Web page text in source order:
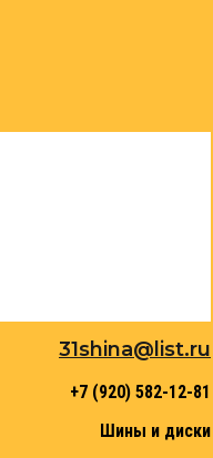
31shina@list.ru
+7 (920) 582-12-81
Шины и диски